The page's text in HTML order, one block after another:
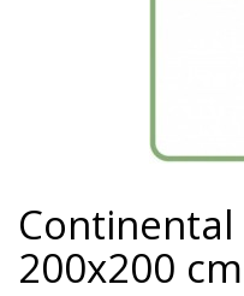
200x200 cm